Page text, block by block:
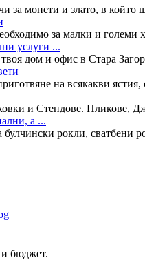
за монети и злато, в
за малки и големи
услуги ...
дом и офис в Стара
на всякакви
и Стендове. Пликове,
а ...
булчински рокли, сватбени
бюджет.